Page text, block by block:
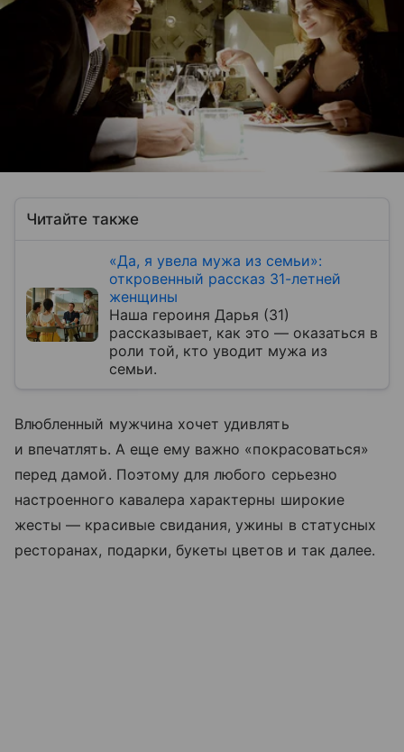
Читайте также
«Да, я увела мужа из семьи»:
откровенный рассказ 31-летней
женщины
Наша героиня Дарья (31)
рассказывает, как это — оказаться в
роли той, кто уводит мужа из
семьи.
Влюбленный мужчина хочет удивлять
и впечатлять. А еще ему важно «покрасоваться»
перед дамой. Поэтому для любого серьезно
настроенного кавалера характерны широкие
жесты — красивые свидания, ужины в статусных
ресторанах, подарки, букеты цветов и так далее.